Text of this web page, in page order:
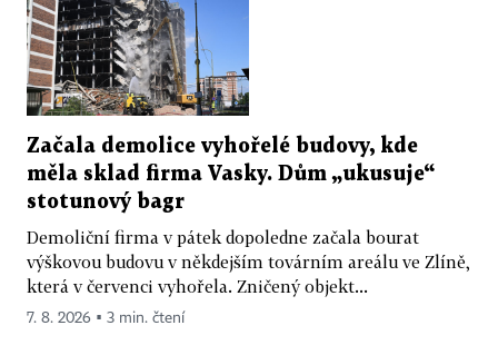
Začala demolice vyhořelé budovy, kde
měla sklad firma Vasky. Dům „ukusuje“
stotunový bagr
Demoliční firma v pátek dopoledne začala bourat
výškovou budovu v někdejším továrním areálu ve Zlíně,
která v červenci vyhořela. Zničený objekt...
7. 8. 2026 ▪ 3 min. čtení